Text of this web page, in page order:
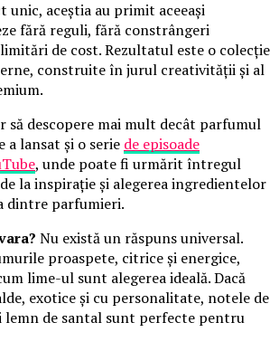
unic, aceștia au primit aceeași
fără reguli, fără constrângeri
de cost. Rezultatul este o colecție
construite în jurul creativității și al
să descopere mai mult decât parfumul
a lansat și o serie de episoade
, unde poate fi urmărit întregul
la inspirație și alegerea ingredientelor
dintre parfumieri.
Nu există un răspuns universal.
proaspete, citrice și energice,
lime-ul sunt alegerea ideală. Dacă
exotice și cu personalitate, notele de
lemn de santal sunt perfecte pentru